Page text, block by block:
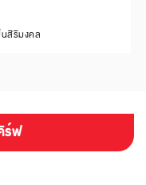
นสิริมงคล
ร์ฟ